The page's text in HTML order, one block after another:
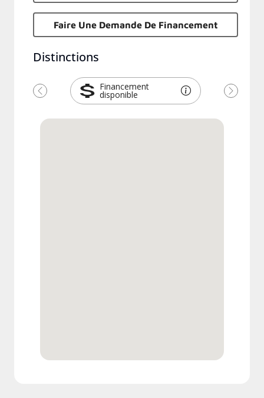
Faire Une Demande De Financement
Distinctions
Financement
disponible
Précédent Suivant